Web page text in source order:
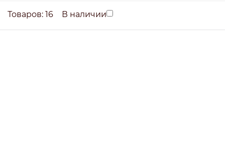
Товаров: 16 В наличии